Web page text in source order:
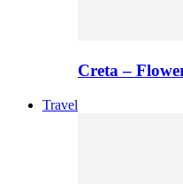
Creta –
Travel